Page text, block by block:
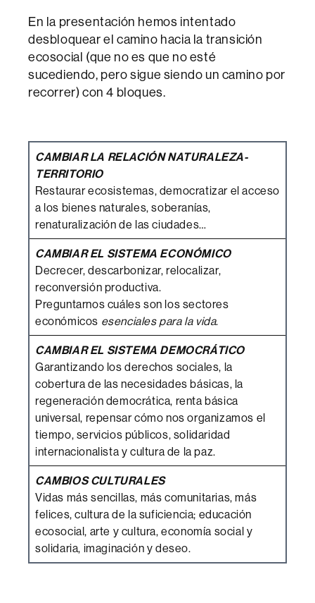
En la presentación hemos intentado
desbloquear el camino hacia la transición
ecosocial (que no es que no esté
sucediendo, pero sigue siendo un camino por
recorrer) con 4 bloques.
CAMBIAR LA RELACIÓN NATURALEZA-
TERRITORIO
Restaurar ecosistemas, democratizar el acceso
a los bienes naturales, soberanías,
renaturalización de las ciudades…
CAMBIAR EL SISTEMA ECONÓMICO
Decrecer, descarbonizar, relocalizar,
reconversión productiva.
Preguntarnos cuáles son los sectores
económicos esenciales para la vida.
CAMBIAR EL SISTEMA DEMOCRÁTICO
Garantizando los derechos sociales, la
cobertura de las necesidades básicas, la
regeneración democrática, renta básica
universal, repensar cómo nos organizamos el
tiempo, servicios públicos, solidaridad
internacionalista y cultura de la paz.
CAMBIOS CULTURALES
Vidas más sencillas, más comunitarias, más
felices, cultura de la suficiencia; educación
ecosocial, arte y cultura, economía social y
solidaria, imaginación y deseo.